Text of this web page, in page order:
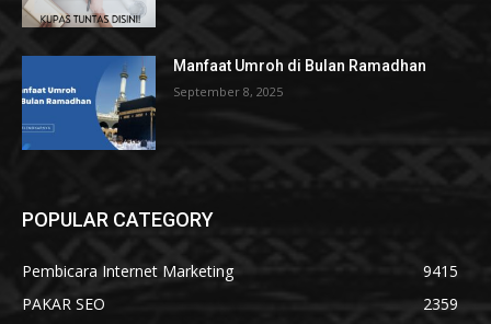
Manfaat Umroh di Bulan Ramadhan
September 8, 2025
POPULAR CATEGORY
Pembicara Internet Marketing
9415
PAKAR SEO
2359